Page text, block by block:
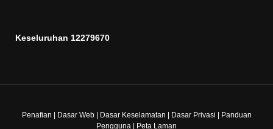
Keseluruhan 12279670
Penafian Dasar Web| Dasar Keselamatan Dasar Privasi
Panduan
Pengguna
Peta Laman